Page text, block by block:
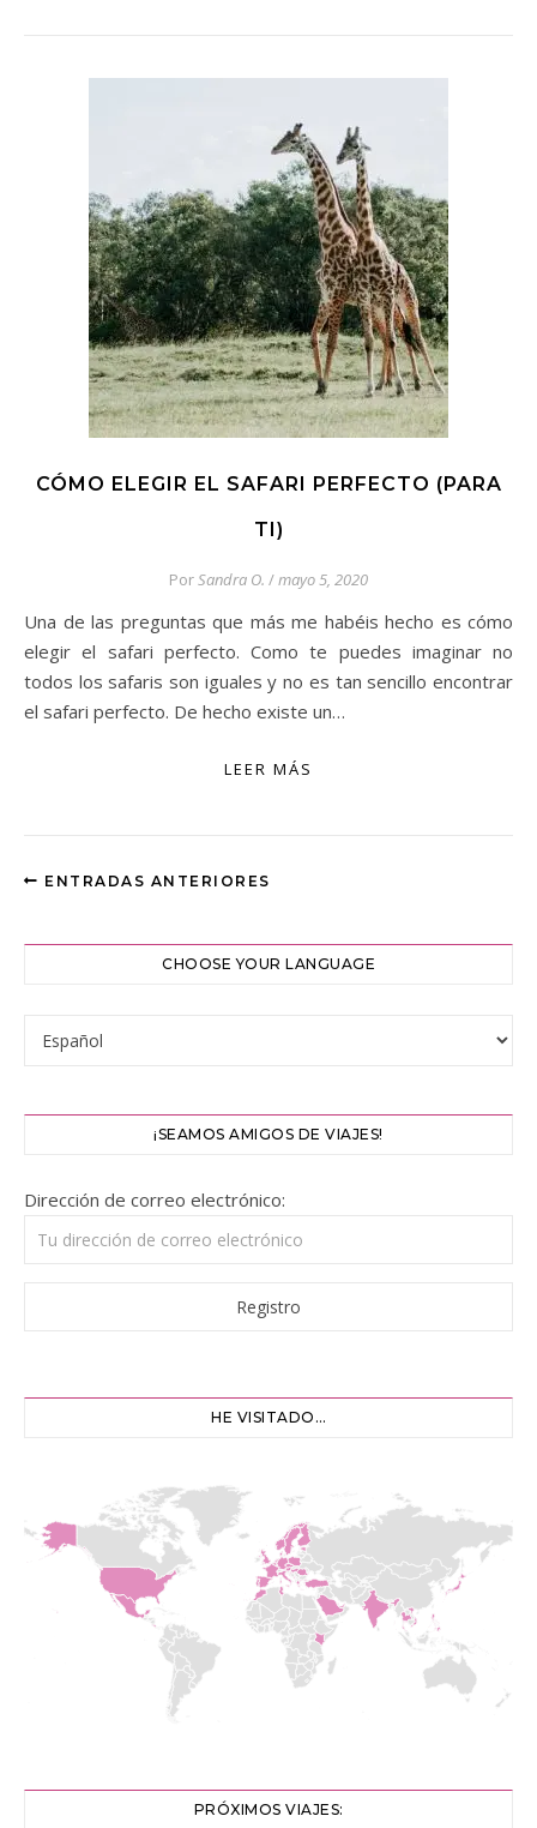
CÓMO ELEGIR EL SAFARI PERFECTO (PARA
TI)
PorSandra O. /mayo 5, 2020
Una de las preguntas que más me habéis hecho es cómo
elegir el safari perfecto. Como te puedes imaginar no
todos los safaris son iguales y no es tan sencillo encontrar
el safari perfecto. De hecho existe un…
LEER MÁS
ENTRADAS ANTERIORES
CHOOSE YOUR LANGUAGE
¡SEAMOS AMIGOS DE VIAJES!
Dirección de correo electrónico:
HE VISITADO…
PRÓXIMOS VIAJES: